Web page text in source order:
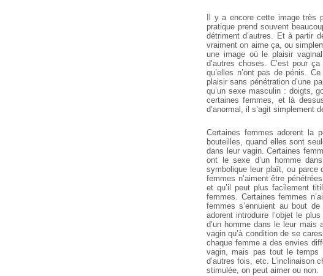
Il y a encore cette image très
pratique prend souvent
détriment d’autres. Et à partir
vraiment on aime ça, ou
une image où le plaisir
d’autres choses. C’est pour
qu’elles n’ont pas de pénis.
plaisir sans pénétration d’une
qu’un sexe masculin : doigts,
certaines femmes, et là
d’anormal, il s’agit simplement
Certaines femmes adorent la
bouteilles, quand elles sont
dans leur vagin. Certaines
ont le sexe d’un homme
symbolique leur plaît, ou parce
femmes n’aiment être
et qu’il peut plus facilement
femmes. Certaines femmes
femmes s’ennuient au bout
adorent introduire l’objet le
d’un homme dans le leur mais
vagin qu’à condition de se
chaque femme a des envies
vagin, mais pas tout le temps
d’autres fois, etc. L’inclinaison
stimulée, on peut aimer ou non.